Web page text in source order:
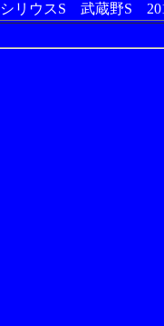
シリウスS 武蔵野S